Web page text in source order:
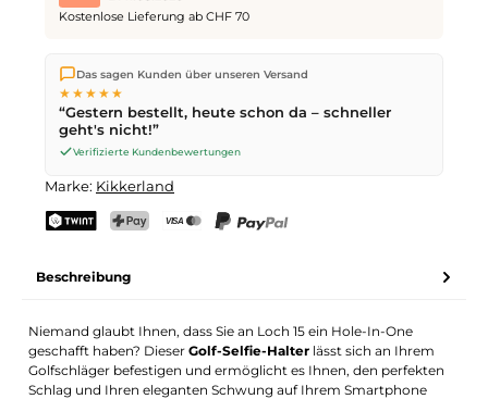
Kostenlose Lieferung ab CHF 70
Wir versenden direkt aus unserem Lager in Kriens. Ab
ist die Lieferung kostenlos. Bestellungen bis
werden noch am selben Tag versendet – Zustellung am
nächsten Werktagmit der Schweizerischen Post.
Das sagen Kunden über unseren Versand
★★★★★
“Gestern bestellt, heute schon da – schneller
geht's nicht!”
Verifizierte Kundenbewertungen
Marke: Kikkerland
Beschreibung
Niemand glaubt Ihnen, dass Sie an Loch 15 ein Hole-In-One
geschafft haben? DieserGolf-Selfie-Halter lässt sich an Ihrem
Golfschläger befestigen und ermöglicht es Ihnen, den perfekten
Schlag und Ihren eleganten Schwung auf Ihrem Smartphone